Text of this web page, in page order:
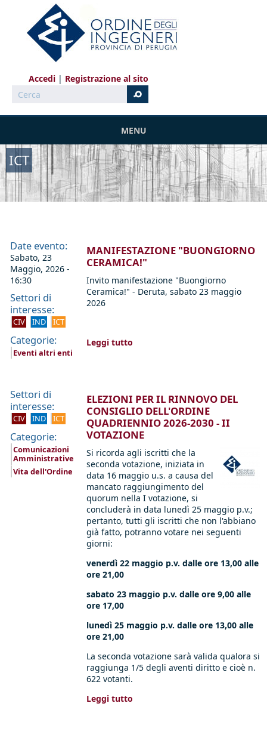
Salta al contenuto principale
Accedi
Registrazione al sito
Cerca
MENU
ICT
Date evento:
Sabato, 23
Maggio, 2026 -
16:30
Settori di
interesse:
CIV IND ICT
Categorie:
Eventi altri enti
MANIFESTAZIONE "BUONGIORNO
CERAMICA!"
Invito manifestazione "Buongiorno
Ceramica!" - Deruta, sabato 23 maggio
2026
Leggi tutto
Settori di
interesse:
CIV IND ICT
Categorie:
Comunicazioni
Amministrative
Vita dell'Ordine
ELEZIONI PER IL RINNOVO DEL
CONSIGLIO DELL'ORDINE
QUADRIENNIO 2026-2030 - II
VOTAZIONE
Si ricorda agli iscritti che la
seconda votazione, iniziata in
data 16 maggio u.s. a causa del
mancato raggiungimento del
quorum nella I votazione, si
concluderà in data lunedì 25 maggio p.v.;
pertanto, tutti gli iscritti che non l'abbiano
già fatto, potranno votare nei seguenti
giorni:
venerdì 22 maggio p.v. dalle ore 13,00 alle
ore 21,00
sabato 23 maggio p.v. dalle ore 9,00 alle
ore 17,00
lunedì 25 maggio p.v. dalle ore 13,00 alle
ore 21,00
La seconda votazione sarà valida qualora si
raggiunga 1/5 degli aventi diritto e cioè n.
622 votanti.
Leggi tutto